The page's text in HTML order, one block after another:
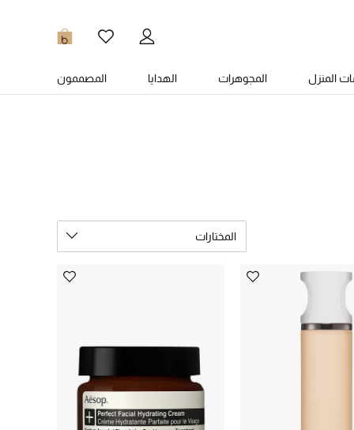
0
المنزل المجوهرات الهدايا المصممون
المختارات